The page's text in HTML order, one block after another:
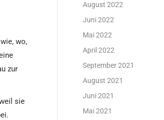
wo,
zur
sie
August 2022
Juni 2022
Mai 2022
April 2022
September 2021
August 2021
Juni 2021
Mai 2021